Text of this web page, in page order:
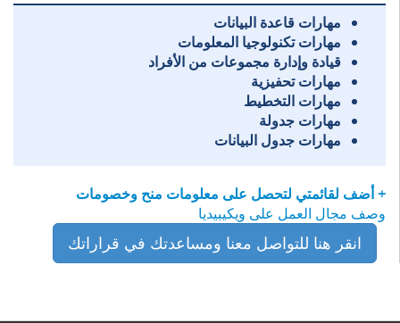
مهارات قاعدة البيانات
مهارات تكنولوجيا المعلومات
قيادة وإدارة مجموعات من الأفراد
مهارات تحفيزية
مهارات التخطيط
مهارات جدولة
مهارات جدول البيانات
+ أضف لقائمتي لتحصل على معلومات منح وخصومات
وصف مجال العمل على ويكيبيديا
انقر هنا للتواصل معنا ومساعدتك في قراراتك